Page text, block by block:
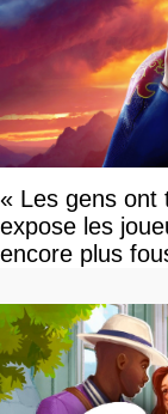
« Les gens ont
expose les
encore plus